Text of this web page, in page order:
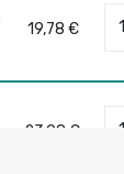
19,78 €
23,98 €